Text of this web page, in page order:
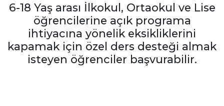
6-18 Yaş arası İlkokul, Ortaokul ve Lise
öğrencilerine açık programa
ihtiyacına yönelik eksikliklerini
kapamak için özel ders desteği almak
isteyen öğrenciler başvurabilir.